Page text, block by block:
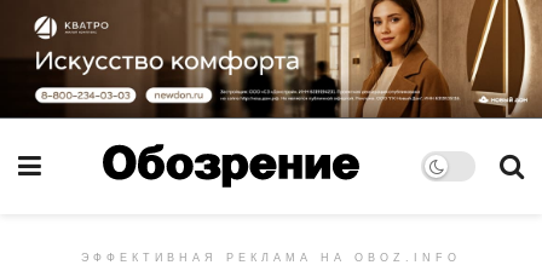
ЭФФЕКТИВНАЯ РЕКЛАМА НА OBOZ.INFO